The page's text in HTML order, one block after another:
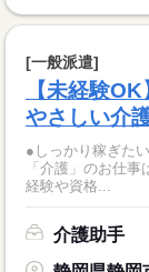
[一般派遣]
【未経験
やさしい介
●しっかり稼ぎたい ●
「介護」のお仕事はいかがで
経験や資格...
介護助手